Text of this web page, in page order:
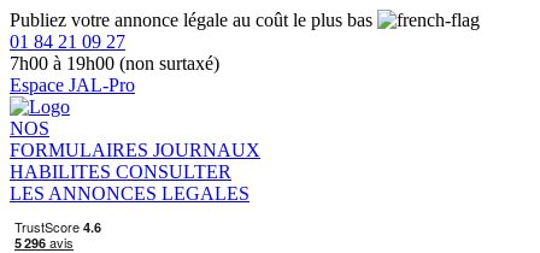
Publiez votre annonce légale au coût le plus bas
01 84 21 09 27
7h00 à 19h00 (non surtaxé)
Espace JAL-Pro
NOS
FORMULAIRES JOURNAUX
HABILITES CONSULTER
LES ANNONCES LEGALES